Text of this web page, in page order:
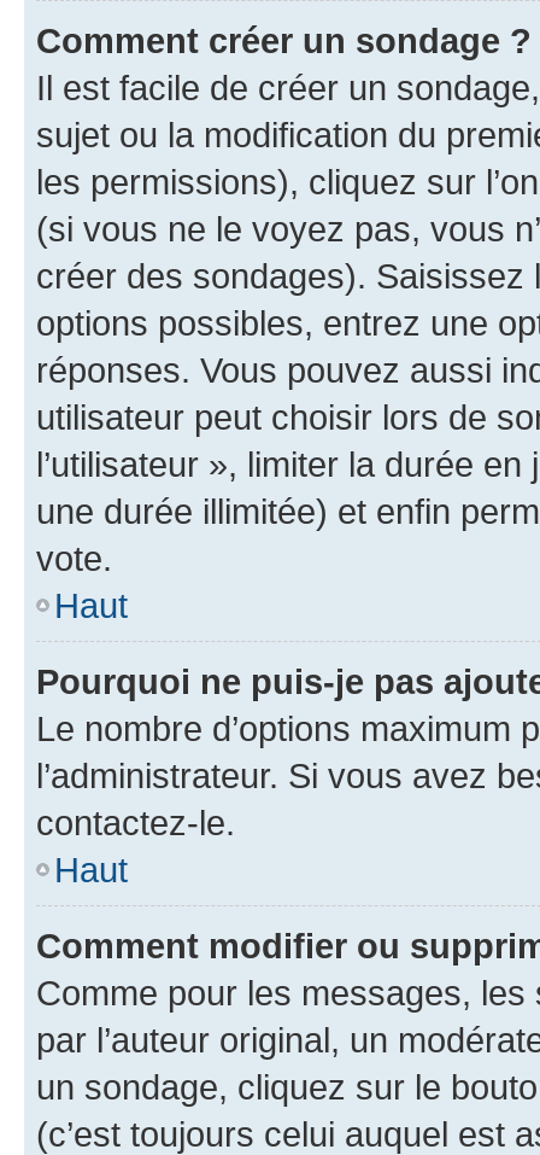
Comment créer un sondage ?
Il est facile de créer un
sujet ou la modification du
les permissions), cliquez sur
(si vous ne le voyez pas, vous
créer des sondages).
options possibles, entrez une
réponses. Vous pouvez aussi
utilisateur peut choisir lors de
l’utilisateur », limiter la durée
une durée illimitée) et enfin
vote.
Haut
Pourquoi ne puis-je pas
Le nombre d’options maximum
l’administrateur. Si vous avez
contactez-le.
Haut
Comment modifier ou
Comme pour les messages,
par l’auteur original, un
un sondage, cliquez sur le
(c’est toujours celui auquel est